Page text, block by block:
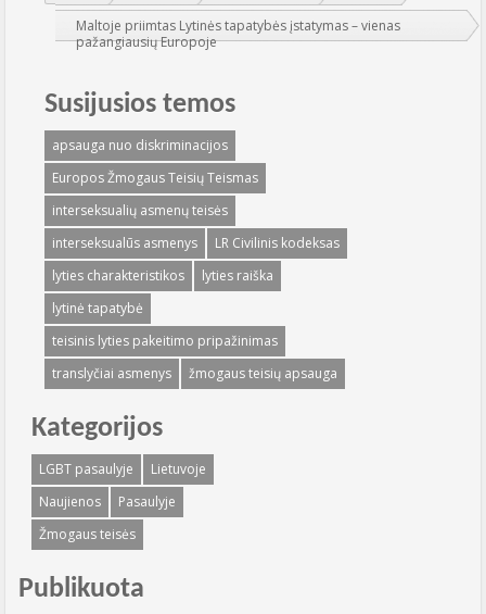
Maltoje priimtas Lytinės tapatybės įstatymas – vienas
pažangiausių Europoje
Susijusios temos
apsauga nuo diskriminacijos
Europos Žmogaus Teisių Teismas
interseksualių asmenų teisės
interseksualūs asmenys
LR Civilinis kodeksas
lyties charakteristikos
lyties raiška
lytinė tapatybė
teisinis lyties pakeitimo pripažinimas
translyčiai asmenys
žmogaus teisių apsauga
Kategorijos
LGBT pasaulyje
Lietuvoje
Naujienos
Pasaulyje
Žmogaus teisės
Publikuota